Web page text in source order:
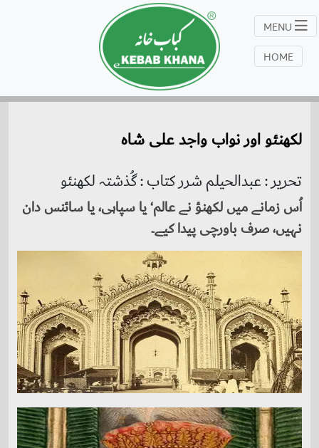
MENU
HOME
لکھنئو اور نواب واجد علی شاہ
تحریر : عبدالحیلم شرر کتاب : گُذشتہ لکھنئو
اُس زمانے میں لکھنؤ نے عالم‘ یا سپاہی، یا سائنس دان
نہیں، صرف باورچی پیدا کیے۔